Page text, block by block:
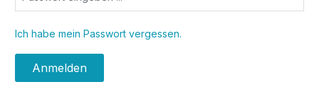
Ich habe mein Passwort vergessen.
Anmelden